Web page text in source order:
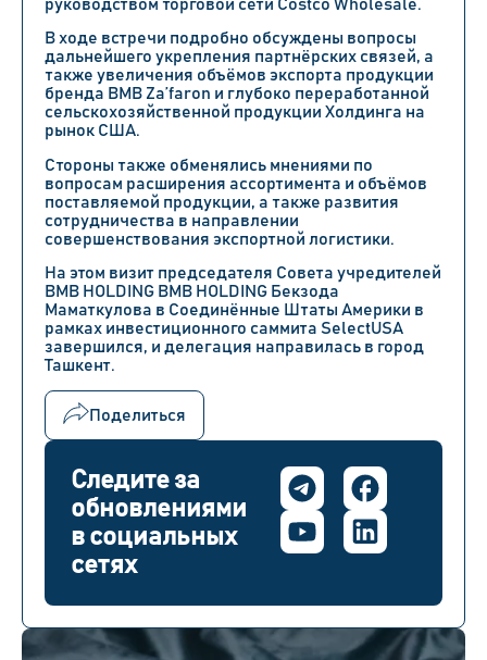
руководством торговой сети Costco Wholesale.
В ходе встречи подробно обсуждены вопросы
дальнейшего укрепления партнёрских связей, а
также увеличения объёмов экспорта продукции
бренда BMB Za’faron и глубоко переработанной
сельскохозяйственной продукции Холдинга на
рынок США.
Стороны также обменялись мнениями по
вопросам расширения ассортимента и объёмов
поставляемой продукции, а также развития
сотрудничества в направлении
совершенствования экспортной логистики.
На этом визит председателя Совета учредителей
BMB HOLDING BMB HOLDING Бекзода
Маматкулова в Соединённые Штаты Америки в
рамках инвестиционного саммита SelectUSA
завершился, и делегация направилась в город
Ташкент.
Поделиться
Следите за
обновлениями
в социальных
сетях